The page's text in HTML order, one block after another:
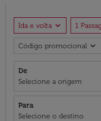
Ida e volta expand_more 1
Código promocional expand_more
De
Selecione a origem
Para
Selecione o destino